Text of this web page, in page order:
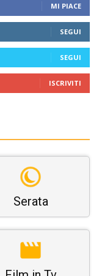
MI PIACE
SEGUI
SEGUI
ISCRIVITI
Serata